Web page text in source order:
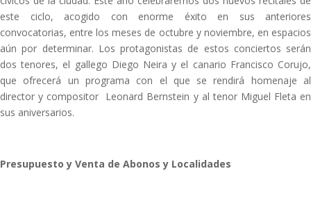
este ciclo, acogido con enorme éxito en sus anteriores
convocatorias, entre los meses de octubre y noviembre, en espacios
aún por determinar. Los protagonistas de estos conciertos serán
dos tenores, el gallego Diego Neira y el canario Francisco Corujo,
que ofrecerá un programa con el que se rendirá homenaje al
director y compositor Leonard Bernstein y al tenor Miguel Fleta en
sus aniversarios.
Presupuesto y Venta de Abonos y Localidades